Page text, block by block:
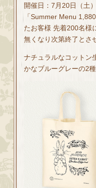
開催日：7月20日（土
「Summer Menu
たお客様 先着200名様
無くなり次第終了とさ
ナチュラルなコットン
かなブルーグレーの2種